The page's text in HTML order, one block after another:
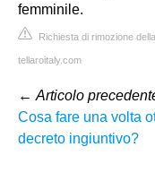
femminile.
Richiesta di rimozione
tellaroitaly.com
← Articolo
Cosa fare una volta
decreto ingiuntivo?